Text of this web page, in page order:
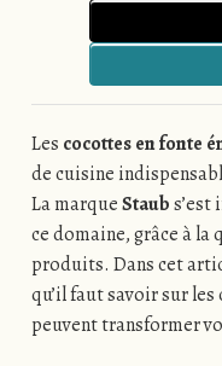
Les cocottes en fonte
de cuisine
La marqueStaubs’est
ce domaine, grâce à
produits. Dans cet
qu’il faut savoir sur
peuvent transformer